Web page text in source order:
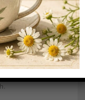
merenda allegra e
o come
cena,